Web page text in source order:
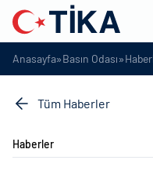
Anasayfa»Basın Odası»
Tüm Haberler
Haberler